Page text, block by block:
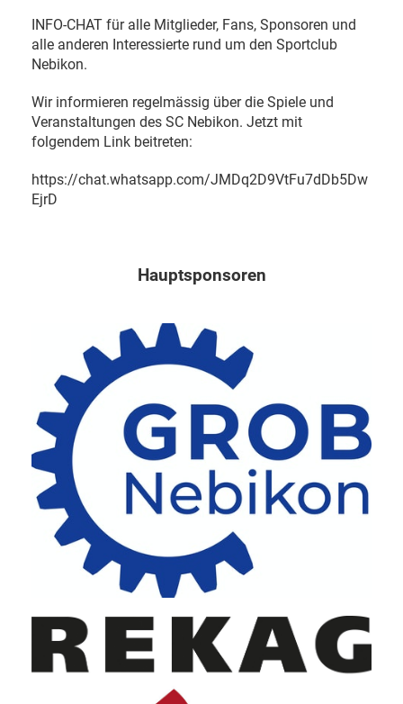
INFO-CHAT für alle Mitglieder, Fans, Sponsoren und
alle anderen Interessierte rund um den Sportclub
Nebikon.
Wir informieren regelmässig über die Spiele und
Veranstaltungen des SC Nebikon. Jetzt mit
folgendem Link beitreten:
https://chat.whatsapp.com/JMDq2D9VtFu7dDb5Dw
EjrD
Hauptsponsoren